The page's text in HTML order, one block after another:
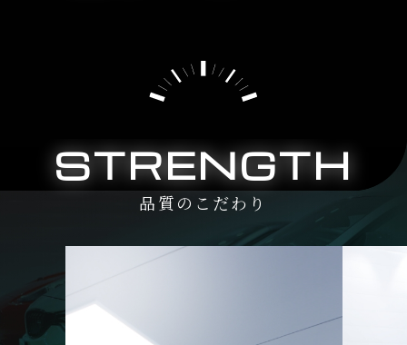
STRENGTH
品質のこだわり